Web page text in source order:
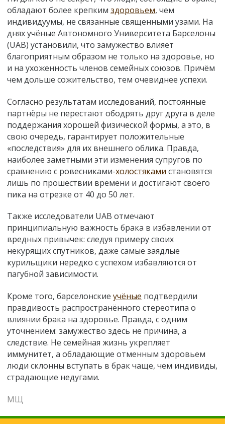
обладают более крепким здоровьем, чем
индивидуумы, не связанные священными узами. На
днях учёные Автономного Университета Барселоны
(UAB) установили, что замужество влияет
благоприятным образом не только на здоровье, но
и на ухоженность членов семейных союзов. Причём
чем дольше сожительство, тем очевиднее успехи.
Согласно результатам исследований, постоянные
партнёры не перестают ободрять друг друга в деле
поддержания хорошей физической формы, а это, в
свою очередь, гарантирует положительные
«последствия» для их внешнего облика. Правда,
наиболее заметными эти изменения супругов по
сравнению с ровесниками-холостяками становятся
лишь по прошествии времени и достигают своего
пика на отрезке от 40 до 50 лет.
Также исследователи UAB отмечают
принципиальную важность брака в избавлении от
вредных привычек: следуя примеру своих
некурящих спутников, даже самые заядлые
курильщики нередко с успехом избавляются от
пагубной зависимости.
Кроме того, барселонские учёные подтвердили
правдивость распространённого стереотипа о
влиянии брака на здоровье. Правда, с одним
уточнением: замужество здесь не причина, а
следствие. Не семейная жизнь укрепляет
иммунитет, а обладающие отменным здоровьем
люди склонны вступать в брак чаще, чем индивиды,
страдающие недугами.
МЩ